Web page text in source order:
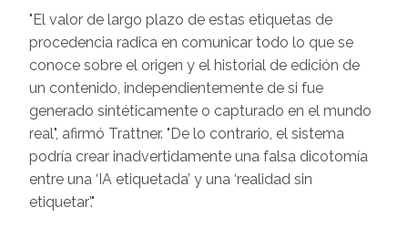
"El valor de largo plazo de estas etiquetas de
procedencia radica en comunicar todo lo que se
conoce sobre el origen y el historial de edición de
un contenido, independientemente de si fue
generado sintéticamente o capturado en el mundo
real", afirmó Trattner. "De lo contrario, el sistema
podría crear inadvertidamente una falsa dicotomía
entre una ‘IA etiquetada’ y una ‘realidad sin
etiquetar’."